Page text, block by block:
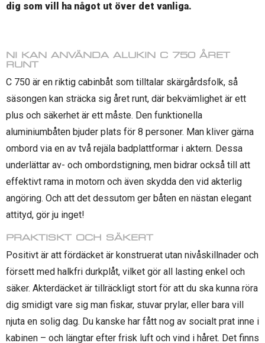
dig som vill ha något ut över det vanliga.
NI KAN ANVÄNDA ALUKIN C 750 ÅRET
RUNT
C 750 är en riktig cabinbåt som tilltalar skärgårdsfolk, så
säsongen kan sträcka sig året runt, där bekvämlighet är ett
plus och säkerhet är ett måste. Den funktionella
aluminiumbåten bjuder plats för 8 personer. Man kliver gärna
ombord via en av två rejäla badplattformar i aktern. Dessa
underlättar av- och ombordstigning, men bidrar också till att
effektivt rama in motorn och även skydda den vid akterlig
angöring. Och att det dessutom ger båten en nästan elegant
attityd, gör ju inget!
PRAKTISKT OCH SÄKERT
Positivt är att fördäcket är konstruerat utan nivåskillnader och
försett med halkfri durkplåt, vilket gör all lasting enkel och
säker. Akterdäcket är tillräckligt stort för att du ska kunna röra
dig smidigt vare sig man fiskar, stuvar prylar, eller bara vill
njuta en solig dag. Du kanske har fått nog av socialt prat inne i
kabinen – och längtar efter frisk luft och vind i håret. Det finns